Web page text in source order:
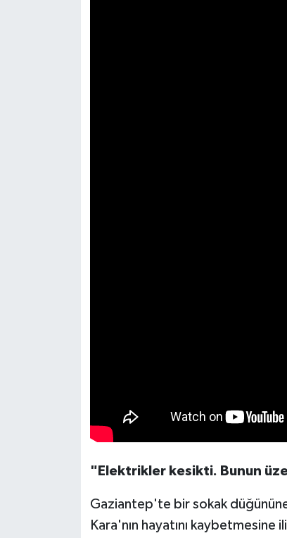
"Elektrikler kesikti. Bunun
Gaziantep'te bir sokak düğününe
Kara'nın hayatını